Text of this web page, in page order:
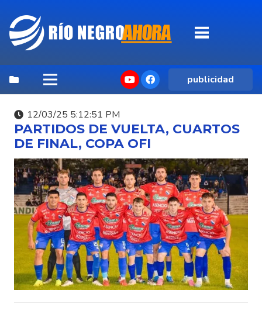
publicidad
12/03/25 5:12:51 PM
PARTIDOS DE VUELTA, CUARTOS
DE FINAL, COPA OFI